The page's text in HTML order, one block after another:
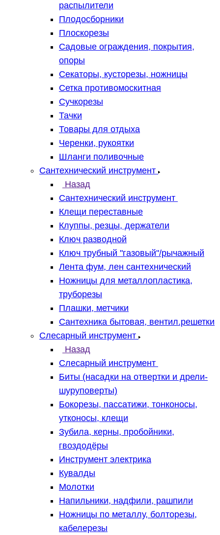
распылители
Плодосборники
Плоскорезы
Садовые ограждения, покрытия,
опоры
Секаторы, кусторезы, ножницы
Сетка противомоскитная
Сучкорезы
Тачки
Товары для отдыха
Черенки, рукоятки
Шланги поливочные
Сантехнический инструмент
Назад
Сантехнический инструмент
Клещи переставные
Клуппы, резцы, держатели
Ключ разводной
Ключ трубный "газовый"/рычажный
Лента фум, лен сантехнический
Ножницы для металлопластика,
труборезы
Плашки, метчики
Сантехника бытовая, вентил.решетки
Слесарный инструмент
Назад
Слесарный инструмент
Биты (насадки на отвертки и дрели-
шуруповерты)
Бокорезы, пассатижи, тонконосы,
утконосы, клещи
Зубила, керны, пробойники,
гвоздодёры
Инструмент электрика
Кувалды
Молотки
Напильники, надфили, рашпили
Ножницы по металлу, болторезы,
кабелерезы